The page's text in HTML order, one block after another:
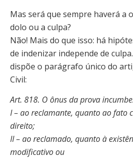
Mas será que sempre haverá a
dolo ou a culpa?
Não! Mais do que isso: há
de indenizar independe de
dispõe o parágrafo único do
Civil:
Art. 818. O ônus da prova
I – ao reclamante, quanto ao fato
direito;
II – ao reclamado, quanto à
modificativo ou